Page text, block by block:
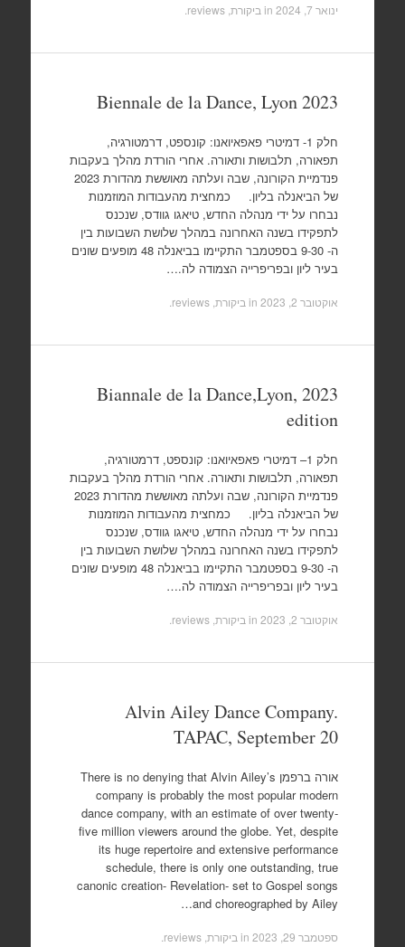
ינואר 7, 2024 in ביקורת, reviews
Biennale de la Dance, Lyon 2023
חלק 1- דמיטרי פאפאיואנו: קונספט, דרמטורגיה,
תפאורה, תלבושות ותאורה. אחרי הורדת מהלך בעקבות
פנדמיית הקורונה, שבה ועלתה מאוששת מהדורת 2023
של הביאנלה בליון. כמחצית מהעבודות המוזמנות
נבחרו על ידי מנהלה החדש, טיאגו גוודס, שנכנס
לתפקידו בשנה האחרונה במהלך שלושת השבועות בין
ה- 9-30 בספטמבר התקיימו בביאנלה 48 מופעים שונים
בעיר ליון ובפריפרייה הצמודה לה.…
אוקטובר 2, 2023 in ביקורת, reviews
Biannale de la Dance,Lyon, 2023
edition
חלק 1– דמיטרי פאפאיואנו: קונספט, דרמטורגיה,
תפאורה, תלבושות ותאורה. אחרי הורדת מהלך בעקבות
פנדמיית הקורונה, שבה ועלתה מאוששת מהדורת 2023
של הביאנלה בליון. כמחצית מהעבודות המוזמנות
נבחרו על ידי מנהלה החדש, טיאגו גוודס, שנכנס
לתפקידו בשנה האחרונה במהלך שלושת השבועות בין
ה- 9-30 בספטמבר התקיימו בביאנלה 48 מופעים שונים
בעיר ליון ובפריפרייה הצמודה לה.…
אוקטובר 2, 2023 in ביקורת, reviews
Alvin Ailey Dance Company.
TAPAC, September 20
אורה ברפמן There is no denying that Alvin Ailey’s
company is probably the most popular modern
dance company, with an estimate of over twenty-
five million viewers around the globe. Yet, despite
its huge repertoire and extensive performance
schedule, there is only one outstanding, true
canonic creation- Revelation- set to Gospel songs
and choreographed by Ailey…
ספטמבר 29, 2023 in ביקורת, reviews